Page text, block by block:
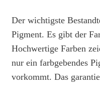
Der wichtigste
Pigment. Es gibt der
Hochwertige Farben
nur ein farbgebendes
vorkommt. Das